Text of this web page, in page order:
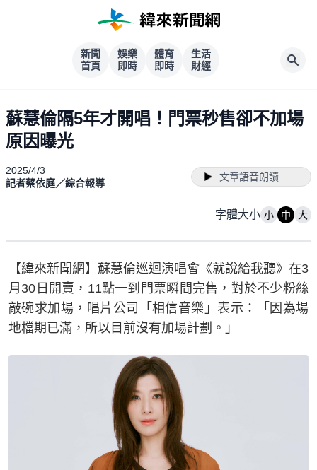
新聞
首頁
娛樂
即時
體育
即時
生活
財經
蘇慧倫隔5年才開唱！門票秒售卻不加場
原因曝光
2025/4/3
記者蔡依庭／綜合報導
文章語音朗讀
字體大小 小 中 大
【緯來新聞網】蘇慧倫巡迴演唱會《就說給我聽》在3
月30日開賣，11點一到門票瞬間完售，對於不少粉絲
敲碗求加場，唱片公司「相信音樂」表示：「因為場
地檔期已滿，所以目前沒有加場計劃。」